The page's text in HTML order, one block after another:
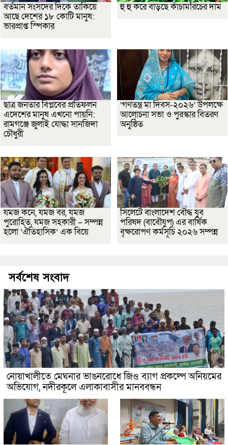
বর্তমান সংসদের দিকে তাকিয়ে
আছে দেশের ১৮ কোটি মানুষ:
ভারপ্রাপ্ত স্পিকার
হু হু করে বাড়ছে কাঁচামরিচের দাম
ছাত্র জনতার বিপ্লবের প্রতিফলন
এদেশের মানুষ এখনো পায়নি:
রামগঞ্জে জুলাই যোদ্ধা সানজিদা
চৌধুরী
‘গণতন্ত্র মা দিবস-২০২৬’ উপলক্ষে
আলোচনা সভা ও পুরস্কার বিতরণ
অনুষ্ঠিত
যমজ কনে, যমজ বর, যমজ
পুরোহিত, যমজ সহকারী – সম্পন্ন
হলো ‘ঐতিহাসিক’ এক বিয়ে
সিলেটে বাংলাদেশ বৌদ্ধ যুব
পরিষদ (বাবৌযুপ) এর বার্ষিক
বৃক্ষরোপণ কর্মসূচি ২০২৬ সম্পন্ন
সর্বশেষ সংবাদ
নোয়াখালীতে মেঘনার ভাঙনরোধে জিও ব্যাগ প্রকল্পে অনিয়মের
অভিযোগ, নদীরকূলে এলাকাবাসীর মানববন্ধন